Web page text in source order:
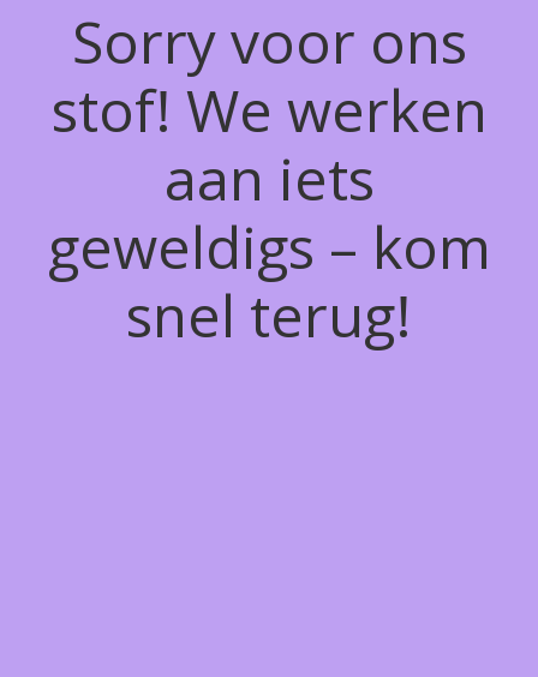
Sorry voor ons
stof! We werken
aan iets
geweldigs – kom
snel terug!